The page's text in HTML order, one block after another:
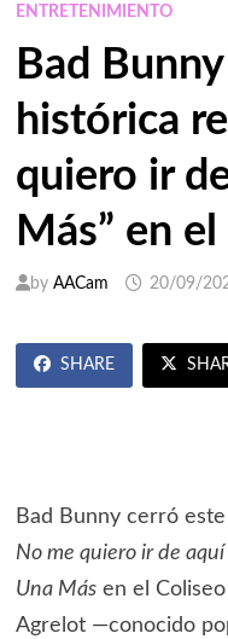
ENTRETENIMIENTO
Bad
histórica
quiero ir
Más” en
by AACam 20/09/
SHARE
Bad Bunny cerró
No me quiero ir de aquí
Una Másen el Coliseo
Agrelot —conocido